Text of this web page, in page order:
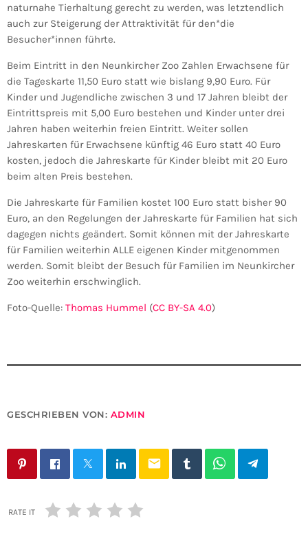
naturnahe Tierhaltung gerecht zu werden, was letztendlich
auch zur Steigerung der Attraktivität für den*die
Besucher*innen führte.
Beim Eintritt in den Neunkircher Zoo Zahlen Erwachsene für
die Tageskarte 11,50 Euro statt wie bislang 9,90 Euro. Für
Kinder und Jugendliche zwischen 3 und 17 Jahren bleibt der
Eintrittspreis mit 5,00 Euro bestehen und Kinder unter drei
Jahren haben weiterhin freien Eintritt. Weiter sollen
Jahreskarten für Erwachsene künftig 46 Euro statt 40 Euro
kosten, jedoch die Jahreskarte für Kinder bleibt mit 20 Euro
beim alten Preis bestehen.
Die Jahreskarte für Familien kostet 100 Euro statt bisher 90
Euro, an den Regelungen der Jahreskarte für Familien hat sich
dagegen nichts geändert. Somit können mit der Jahreskarte
für Familien weiterhin ALLE eigenen Kinder mitgenommen
werden. Somit bleibt der Besuch für Familien im Neunkircher
Zoo weiterhin erschwinglich.
Foto-Quelle: Thomas Hummel (CC BY-SA 4.0)
GESCHRIEBEN VON: ADMIN
email
RATE IT